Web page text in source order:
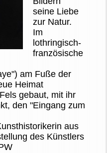
seine Liebe
zur Natur.
Im
lothringisch-
französische
am Fuße der
Heimat
gebaut, mit ihr
den "Eingang zum
aus
des Künstlers